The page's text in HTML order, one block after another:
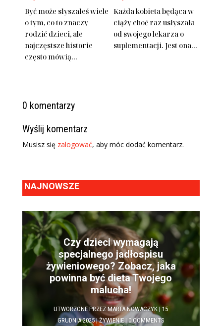
Być może słyszałeś wiele
o tym, co to znaczy
rodzić dzieci, ale
najczęstsze historie
często mówią...
Każda kobieta będąca w
ciąży choć raz usłyszała
od swojego lekarza o
suplementacji. Jest ona...
0 komentarzy
Wyślij komentarz
Musisz się zalogować, aby móc dodać komentarz.
NAJNOWSZE
Czy dzieci wymagają
specjalnego jadłospisu
żywieniowego? Zobacz, jaka
powinna być dieta Twojego
malucha!
UTWORZONE PRZEZMARTA NOWACZYK |15
GRUDNIA 2025|ŻYWIENIE| 0 COMMENTS